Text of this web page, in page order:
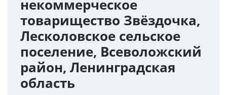
некоммерческое
товарищество Звёздочка,
Лесколовское сельское
поселение, Всеволожский
район, Ленинградская
область